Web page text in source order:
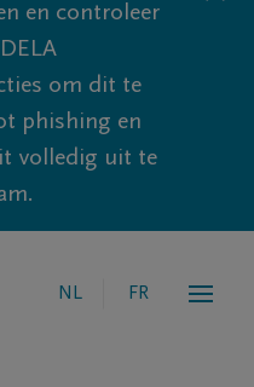
en controleer
om dit te
phishing en
volledig uit te
NL FR